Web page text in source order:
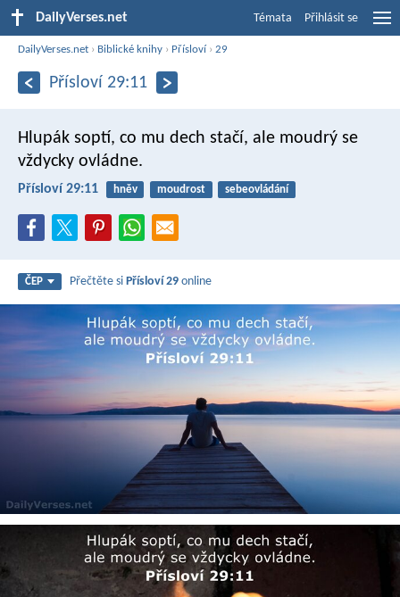
DailyVerses.net Témata Přihlásit se
DailyVerses.net › Biblické knihy › Přísloví›29
Přísloví 29:11
Hlupák soptí, co mu dech stačí, ale moudrý se
vždycky ovládne.
Přísloví 29:11 hněv moudrost sebeovládání
ČEP Přečtěte siPřísloví 29 online